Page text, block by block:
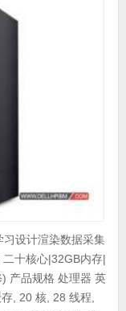
设计渲染数据采集
十核心|32GB内存|
产品规格 处理器 英
, 20 核, 28 线程,